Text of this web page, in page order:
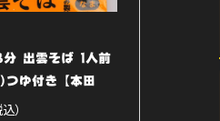
分 出雲そば 1人前
つゆ付き【本田
込）